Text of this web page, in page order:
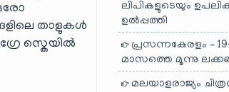
താളുകൾ
സ്കെയിൽ
ലിപികളുടെയും
ഉൽപ്പത്തി
പ്രസന്നകേരളം –
മാസത്തെ മൂന്നു
മലയാളരാജ്യം